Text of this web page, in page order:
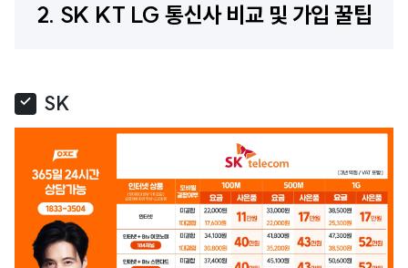
2. SK KT LG 통신사 비교 및 가입 꿀팁
SK